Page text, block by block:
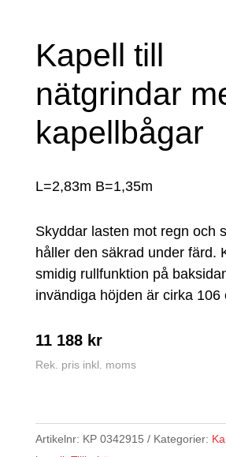
Kapell till
nätgrindar
kapellbågar
L=2,83m B=1,35m
Skyddar lasten mot regn och
håller den säkrad under färd.
smidig rullfunktion på
invändiga höjden är cirka 106
11 188 kr
Rek. pris inkl. moms
Artikelnr: KP 0342915 Kategorier: